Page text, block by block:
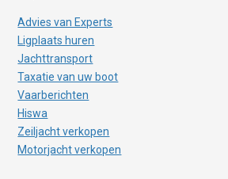
Advies van Experts
Ligplaats huren
Jachttransport
Taxatie van uw boot
Vaarberichten
Hiswa
Zeiljacht verkopen
Motorjacht verkopen